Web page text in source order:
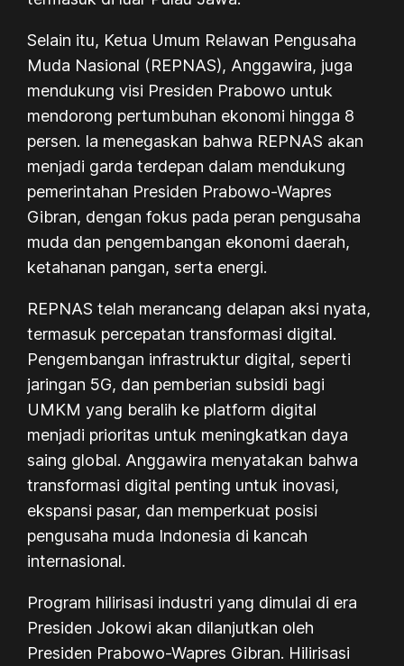
Selain itu, Ketua Umum Relawan Pengusaha
Muda Nasional (REPNAS), Anggawira, juga
mendukung visi Presiden Prabowo untuk
mendorong pertumbuhan ekonomi hingga 8
persen. Ia menegaskan bahwa REPNAS akan
menjadi garda terdepan dalam mendukung
pemerintahan Presiden Prabowo-Wapres
Gibran, dengan fokus pada peran pengusaha
muda dan pengembangan ekonomi daerah,
ketahanan pangan, serta energi.
REPNAS telah merancang delapan aksi nyata,
termasuk percepatan transformasi digital.
Pengembangan infrastruktur digital, seperti
jaringan 5G, dan pemberian subsidi bagi
UMKM yang beralih ke platform digital
menjadi prioritas untuk meningkatkan daya
saing global. Anggawira menyatakan bahwa
transformasi digital penting untuk inovasi,
ekspansi pasar, dan memperkuat posisi
pengusaha muda Indonesia di kancah
internasional.
Program hilirisasi industri yang dimulai di era
Presiden Jokowi akan dilanjutkan oleh
Presiden Prabowo-Wapres Gibran. Hilirisasi